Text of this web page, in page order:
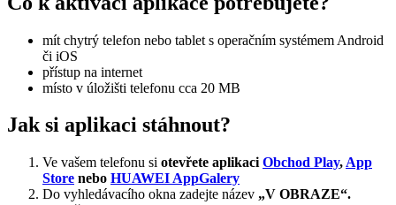
mít chytrý telefon nebo tablet s operačním systémem Android
či iOS
přístup na internet
místo v úložišti telefonu cca 20 MB
Jak si aplikaci stáhnout?
Ve vašem telefonu si otevřete aplikaci Obchod Play, App
Store nebo HUAWEI AppGalery
Do vyhledávacího okna zadejte název „V OBRAZE“.